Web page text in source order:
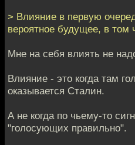
> Влияние в первую
вероятное будущее, в том
Мне на себя влиять не
Влияние - это когда там
оказывается Сталин.
А не когда по чьему-то
"голосующих правильно".